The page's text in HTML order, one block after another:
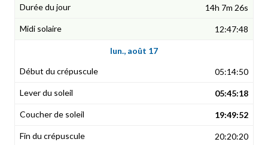
14h 7m 26s
12:47:48
lun., août 17
05:14:50
05:45:18
19:49:52
20:20:20